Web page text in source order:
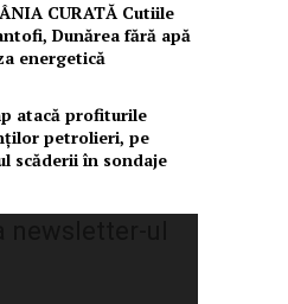
CURATĂ Cutiile
Dunărea fără apă
energetică
atacă profiturile
petrolieri, pe
scăderii în sondaje